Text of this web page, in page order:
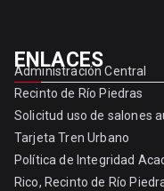
ENLACES
Administración Central
Recinto de Río Piedras
Solicitud uso de salones
Tarjeta Tren Urbano
Política de Integridad
Rico, Recinto de Río